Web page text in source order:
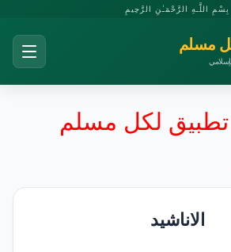
بِسْمِ اللَّـهِ الرَّحْمَـٰنِ الرَّحِيمِ
مسلم
لكل مسلم
الاناشيد